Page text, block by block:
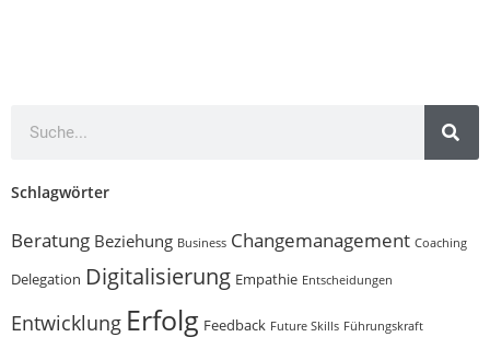
Schlagwörter
Beratung Beziehung Business Changemanagement Coaching
Delegation Digitalisierung Empathie Entscheidungen
Entwicklung Erfolg Feedback Future Skills Führungskraft